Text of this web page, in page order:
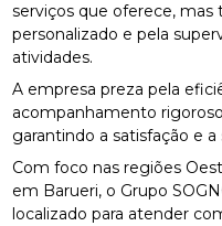
serviços que oferece,
personalizado e pela
atividades.
A empresa preza pela
acompanhamento
garantindo a satisfação e
Com foco nas regiões
em Barueri, o Grupo
localizado para atender